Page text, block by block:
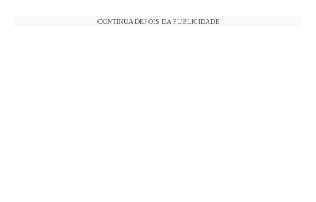
CONTINUA DEPOIS DA PUBLICIDADE